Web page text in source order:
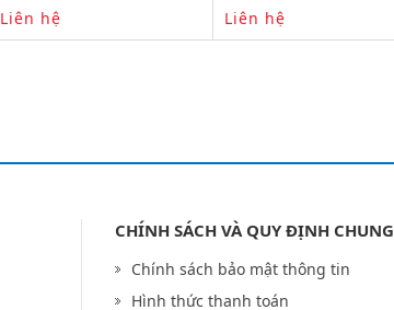
Liên hệ Liên hệ
CHÍNH SÁCH VÀ QUY ĐỊNH CHUNG
Chính sách bảo mật thông tin
Hình thức thanh toán